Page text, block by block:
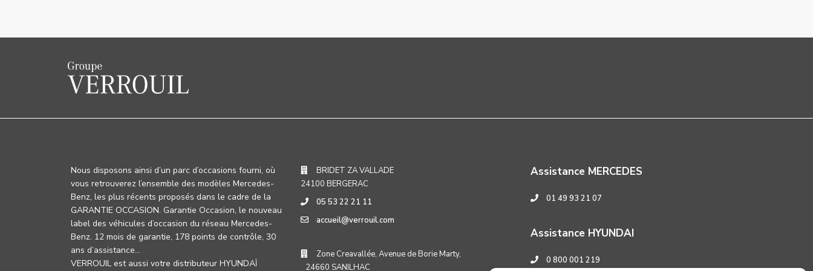
Nous disposons ainsi d’un parc d’occasions fourni, où
vous retrouverez l’ensemble des modèles Mercedes-
Benz, les plus récents proposés dans le cadre de la
GARANTIE OCCASION. Garantie Occasion, le nouveau
label des véhicules d’occasion du réseau Mercedes-
Benz. 12 mois de garantie, 178 points de contrôle, 30
ans d’assistance…
VERROUIL est aussi votre distributeur HYUNDAÏ
BRIDET ZA VALLADE
24100 BERGERAC
05 53 22 21 11
accueil@verrouil.com
Zone Creavallée, Avenue de Borie Marty,
24660 SANILHAC
Assistance MERCEDES
01 49 93 21 07
Assistance HYUNDAI
0 800 001 219